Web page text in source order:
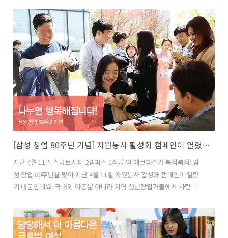
금 5천만 원과 기증 도서 2천 권을 통해 저소득 아동들의 꿈과 희망, 도
전정신을 응원했습니다! 복지관 내 별관 3층에 마련된 ‘황치열Dream어
린이도서관’은 독서 공간, 북카페, 동아리실, 시청각실로 꾸며졌는데요.
앞으로도 후원자 발굴을 통해 보유 도서를 점차 늘려갈 계획이라고 합니
다. 도서관 도시로 부상하고 있는 구미에는 현재 도서관 6개소가 있으
며, 40만 이상 인구 도시로는 열람석 1위, 장서보유율 1위를 달리고 있
습니다. 미..
[삼성 창업 80주년 기념] 자원봉사 활성화 캠페인이 열렸습니다!
지난 4월 11일 스마트시티 2캠퍼스 1식당 앞 에코패스가 북적북적! 삼
성 창업 80주년을 맞아 지난 4월 11일 자원봉사 활성화 캠페인이 열렸
기 때문인데요. 국내외 아동뿐 아니라 지역 청년창업가들에게 사랑 듬뿍
리. 지난 4월 5일 새롭게 문을 연 야외카페 2호점 뒤편에서 밴드공연이
진행됐는데요. 잔디밭에 마련된 파라솔 벤치에 앉아 듣는 흥겨운 멜로디
에 임직원들은 가볍게 리듬을 타며 흥얼흥얼. 봄날의 축제가 따로 없네